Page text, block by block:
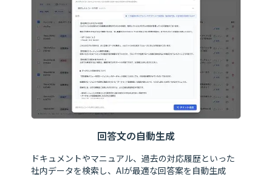
回答文の自動生成
ドキュメントやマニュアル、過去の対応履歴といった
社内データを検索し、AIが最適な回答案を自動生成